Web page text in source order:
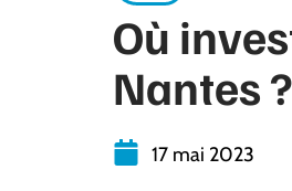
Où
Nantes ?
17 mai 2023